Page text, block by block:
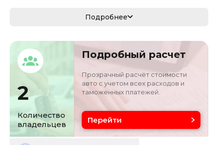
126 кВ
Кузов
кроссовер/
внедорожник
2 л
Цвет
银/灰色
Состояние
Подробнее
2
Количество
владельцев
Подробный расчет
Прозрачный расчёт стоимости
авто с учетом всех расходов и
таможенных платежей.
Перейти